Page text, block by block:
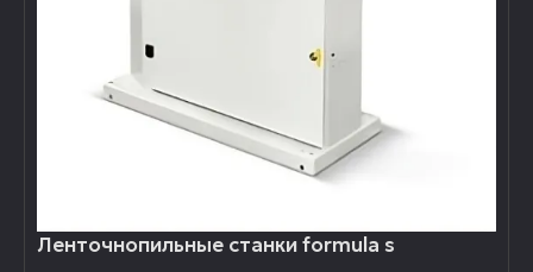
Ленточнопильные станки formula s